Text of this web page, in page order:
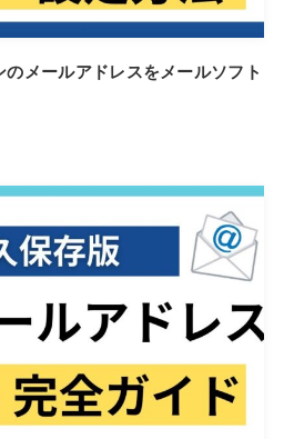
メールアドレスをメールソフト